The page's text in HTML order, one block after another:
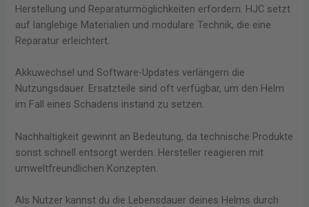
Herstellung und Reparaturmöglichkeiten erfordern. HJC setzt
auf langlebige Materialien und modulare Technik, die eine
Reparatur erleichtert.
Akkuwechsel und Software-Updates verlängern die
Nutzungsdauer. Ersatzteile sind oft verfügbar, um den Helm
im Fall eines Schadens instand zu setzen.
Nachhaltigkeit gewinnt an Bedeutung, da technische Produkte
sonst schnell entsorgt werden. Hersteller reagieren mit
umweltfreundlichen Konzepten.
Als Nutzer kannst du die Lebensdauer deines Helms durch